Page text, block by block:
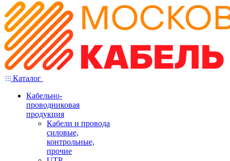
Каталог
Кабельно-
проводниковая
продукция
Кабели и провода
силовые,
контрольные,
прочие